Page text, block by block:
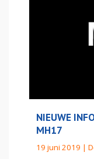
NIEUWE
MH17
19 juni 2019 |